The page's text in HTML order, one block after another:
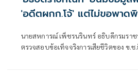
'อดีตผกก.โจ้' แต่ไม่ขอพาด
ความจริงปรากฏ
นายสหการณ์ เพ็ชรนรินทร์ อธิบดีกรมรา
ตรวจสอบข้อเท็จจริงการเสียชีวิตของ ข.